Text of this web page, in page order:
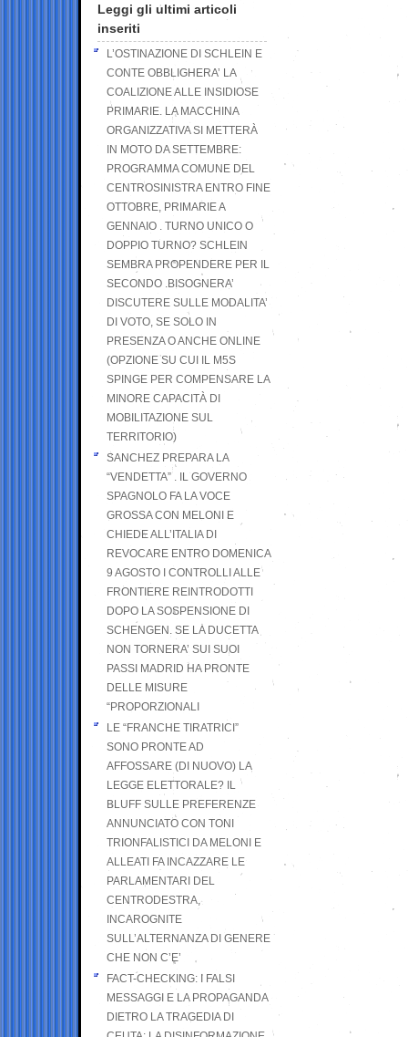
Leggi gli ultimi articoli
inseriti
L’OSTINAZIONE DI SCHLEIN E
CONTE OBBLIGHERA’ LA
COALIZIONE ALLE INSIDIOSE
PRIMARIE. LA MACCHINA
ORGANIZZATIVA SI METTERÀ
IN MOTO DA SETTEMBRE:
PROGRAMMA COMUNE DEL
CENTROSINISTRA ENTRO FINE
OTTOBRE, PRIMARIE A
GENNAIO . TURNO UNICO O
DOPPIO TURNO? SCHLEIN
SEMBRA PROPENDERE PER IL
SECONDO .BISOGNERA’
DISCUTERE SULLE MODALITA’
DI VOTO, SE SOLO IN
PRESENZA O ANCHE ONLINE
(OPZIONE SU CUI IL M5S
SPINGE PER COMPENSARE LA
MINORE CAPACITÀ DI
MOBILITAZIONE SUL
TERRITORIO)
SANCHEZ PREPARA LA
“VENDETTA” . IL GOVERNO
SPAGNOLO FA LA VOCE
GROSSA CON MELONI E
CHIEDE ALL’ITALIA DI
REVOCARE ENTRO DOMENICA
9 AGOSTO I CONTROLLI ALLE
FRONTIERE REINTRODOTTI
DOPO LA SOSPENSIONE DI
SCHENGEN. SE LA DUCETTA
NON TORNERA’ SUI SUOI
PASSI MADRID HA PRONTE
DELLE MISURE
“PROPORZIONALI
LE “FRANCHE TIRATRICI”
SONO PRONTE AD
AFFOSSARE (DI NUOVO) LA
LEGGE ELETTORALE? IL
BLUFF SULLE PREFERENZE
ANNUNCIATO CON TONI
TRIONFALISTICI DA MELONI E
ALLEATI FA INCAZZARE LE
PARLAMENTARI DEL
CENTRODESTRA,
INCAROGNITE
SULL’ALTERNANZA DI GENERE
CHE NON C’E’
FACT-CHECKING: I FALSI
MESSAGGI E LA PROPAGANDA
DIETRO LA TRAGEDIA DI